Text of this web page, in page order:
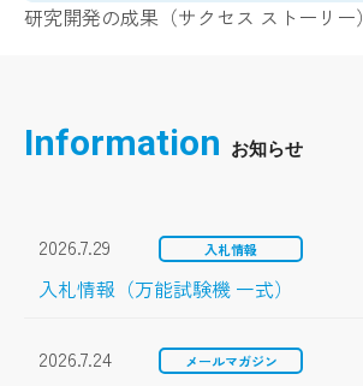
研究開発の成果（サクセス ストーリー）
Information
2026.7.29 入札情報
入札情報（万能試験機 一式）
2026.7.24 メールマガジン